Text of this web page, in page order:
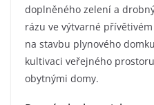
doplněného zelení a
rázu ve výtvarné
na stavbu plynového
kultivaci veřejného
obytnými domy.